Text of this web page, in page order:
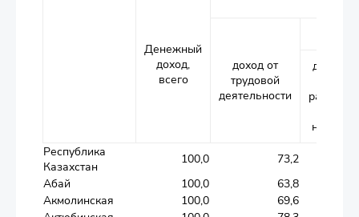
Денежный
доход,
всего
доход от
трудовой
деятельности
доход
работы
найму
Республика
Казахстан
100,0 73,2
Абай
100,0 63,8
Акмолинская
100,0 69,6